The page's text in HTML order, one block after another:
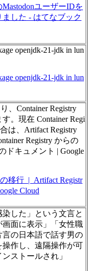
ユーザーIDを
した - はてなブック
openjdk-21-jdk in lun
openjdk-21-jdk in lun
、Container Registry
。現在 Container Regi
は、Artifact Registry
Registry からの
ドキュメント | Google
移行 | Artifact Registr
Cloud
染した」という文言と
面に表示」「女性職
言の日本語で話す男の
作し、遠隔操作が可
ストールされ」